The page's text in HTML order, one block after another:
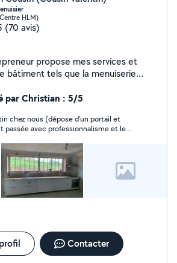
HLM)
(70 avis)
propose mes services et
pas à me contacter. A très
par Christian : 5/5
chez nous (dépose d'un portail et
passée avec professionnalisme et le
Contacter